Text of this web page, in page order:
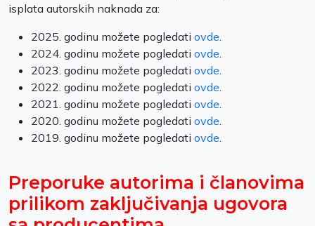
isplata autorskih naknada za:
2025. godinu možete pogledati ovde.
2024. godinu možete pogledati ovde.
2023. godinu možete pogledati ovde.
2022. godinu možete pogledati ovde.
2021. godinu možete pogledati ovde.
2020. godinu možete pogledati ovde.
2019. godinu možete pogledati ovde.
Preporuke autorima i članovima
prilikom zaključivanja ugovora